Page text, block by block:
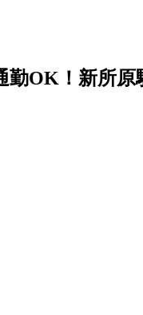
OK！新所原